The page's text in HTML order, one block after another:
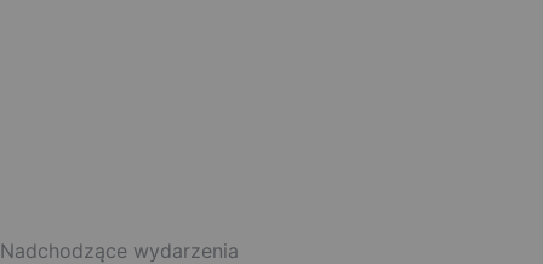
Nadchodzące wydarzenia